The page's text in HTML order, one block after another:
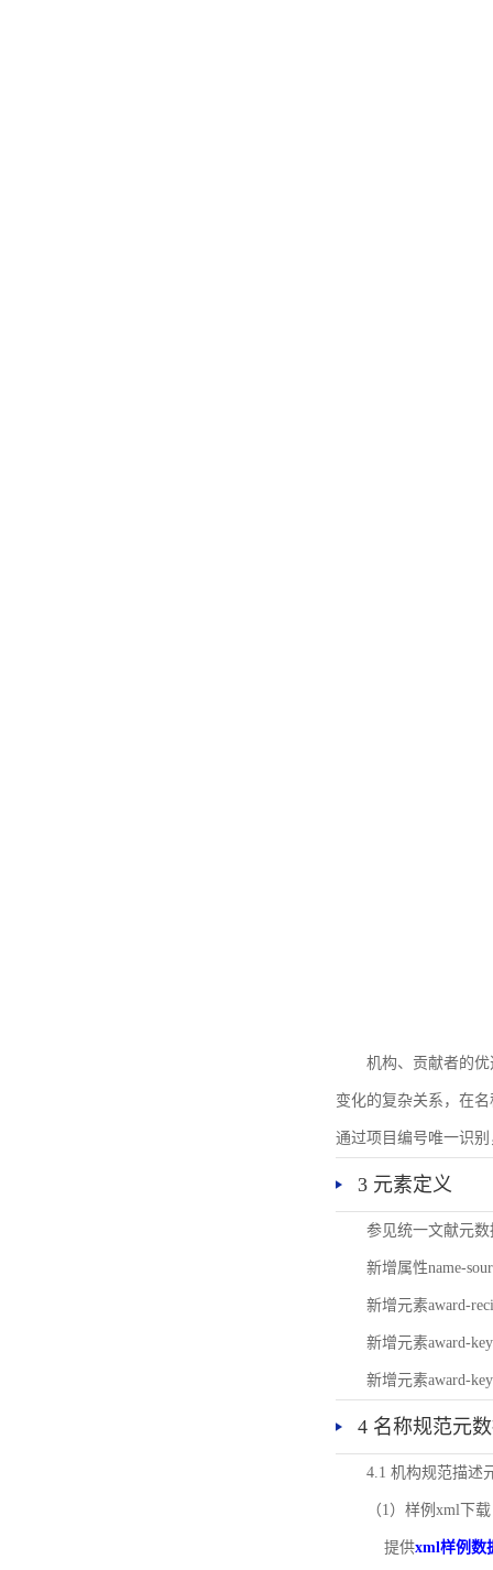
机构、贡献者的
变化的复杂关系，在
通过项目编号唯一识
3 元素定义
参见统一文献元
新增属性name-
新增元素award-
新增元素award-
新增元素award-
4 名称规范元
4.1 机构规范描述
（1）样例xml下载
提供xml样例数